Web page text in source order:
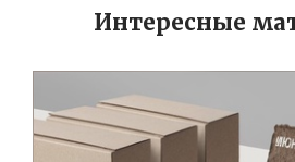
Интересные